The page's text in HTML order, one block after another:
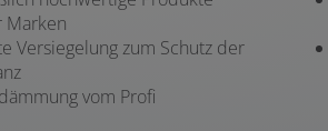
Versiegelung zum Schutz der
vom Profi